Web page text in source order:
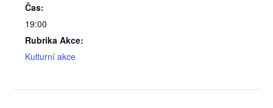
Čas:
19:00
Rubrika Akce:
Kulturní akce